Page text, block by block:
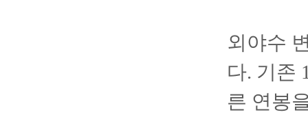
외야수
다. 기존
른 연봉